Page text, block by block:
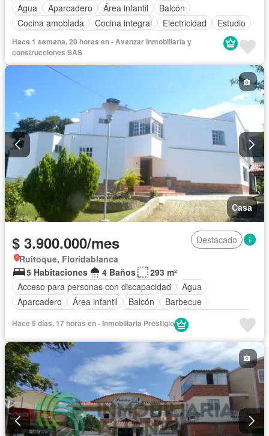
Agua
Aparcadero Área infantil
Balcón
Cocina amoblada
Cocina integral Electricidad
Estudio
Gas natural
Gimnasio Jardín
Piscina
Seguridad privada
Permite niños
Hace 1 semana, 20 horas en - Avanzar Inmobiliaria y
construcciones SAS
Casa
$ 3.900.000/mes
Destacado
Ruitoque, Floridablanca
5 Habitaciones
4 Baños
293 m²
Acceso para personas con discapacidad
Agua
Aparcadero
Área infantil Balcón
Barbecue
Permite mascotas
Hace 5 días, 17 horas en - Inmobiliaria Prestigio